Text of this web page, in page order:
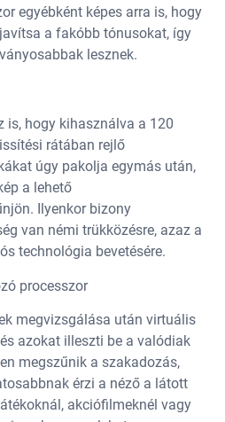
egyébként képes arra is, hogy
a fakóbb tónusokat, így
lesznek.
is, hogy kihasználva a 120
rátában rejlő
úgy pakolja egymás után,
a lehető
Ilyenkor bizony
van némi trükközésre, azaz a
technológia bevetésére.
megvizsgálása után virtuális
azokat illeszti be a valódiak
megszűnik a szakadozás,
érzi a néző a látott
akciófilmeknél vagy